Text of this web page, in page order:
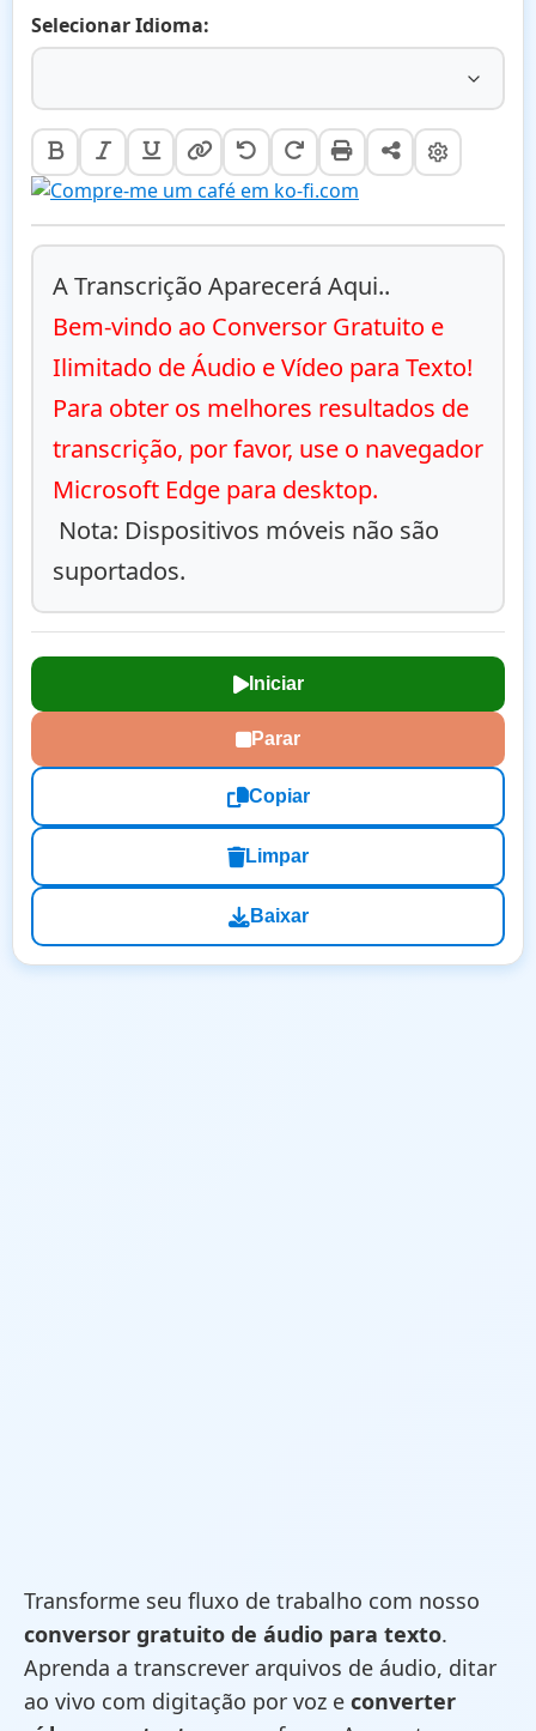
Selecionar Idioma:
A Transcrição Aparecerá Aqui..
Bem-vindo ao Conversor Gratuito e
Ilimitado de Áudio e Vídeo para Texto!
Para obter os melhores resultados de
transcrição, por favor, use o navegador
Microsoft Edge para desktop.
Nota: Dispositivos móveis não são
suportados.
Iniciar
Parar
Copiar
Limpar
Baixar
Transforme seu fluxo de trabalho com nosso
conversor gratuito de áudio para texto.
Aprenda a transcrever arquivos de áudio, ditar
ao vivo com digitação por voz e converter